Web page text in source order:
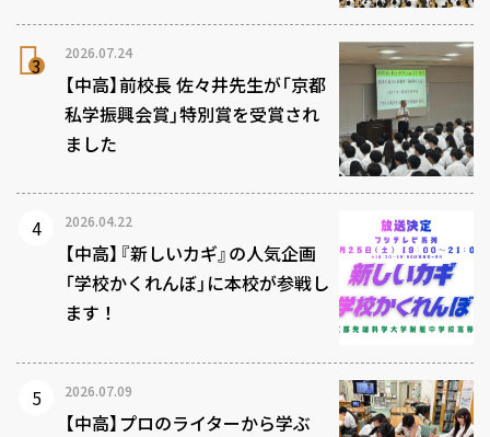
2026.07.24
【中高】前校長 佐々井先生が「京都
私学振興会賞」特別賞を受賞され
ました
2026.04.22
【中高】『新しいカギ』の人気企画
「学校かくれんぼ」に本校が参戦し
ます！
2026.07.09
【中高】プロのライターから学ぶ